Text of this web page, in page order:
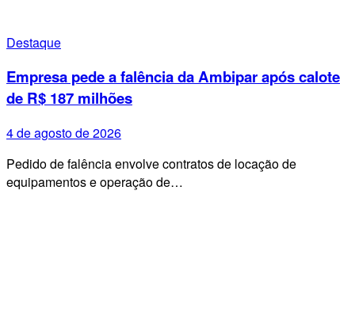
Destaque
Empresa pede a falência da Ambipar após calote
de R$ 187 milhões
4 de agosto de 2026
Pedido de falência envolve contratos de locação de
equipamentos e operação de…